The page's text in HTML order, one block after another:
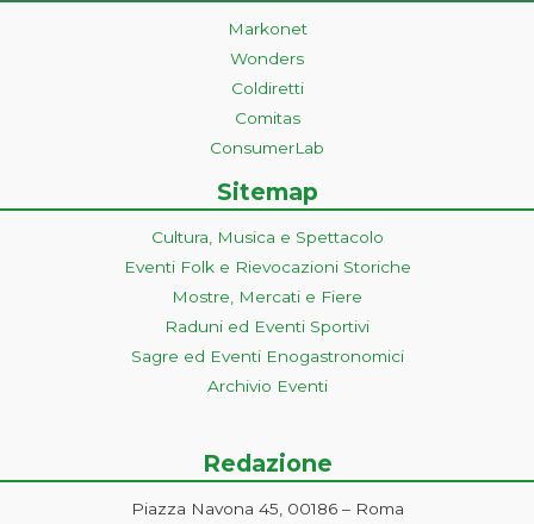
Markonet
Wonders
Coldiretti
Comitas
ConsumerLab
Sitemap
Cultura, Musica e Spettacolo
Eventi Folk e Rievocazioni Storiche
Mostre, Mercati e Fiere
Raduni ed Eventi Sportivi
Sagre ed Eventi Enogastronomici
Archivio Eventi
Redazione
Piazza Navona 45, 00186 – Roma